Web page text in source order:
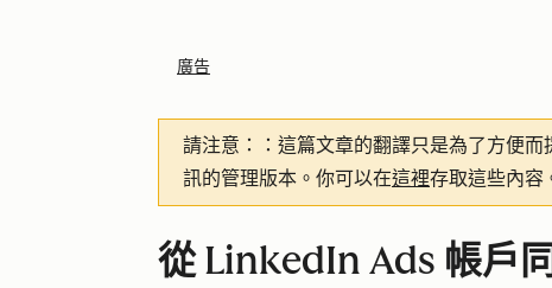
廣告
請注意：
：這篇文章的翻譯只是為了方便
訊的管理版本。你可以在這裡存取這些內容
從 LinkedIn Ads 帳戶